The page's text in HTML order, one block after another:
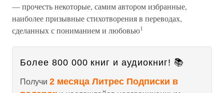
— прочесть некоторые, самим автором избранные,
наиболее призывные стихотворения в переводах,
сделанных с пониманием и любовью1
Более 800 000 книг и аудиокниг! 📚
Получи 2 месяца Литрес Подписки в